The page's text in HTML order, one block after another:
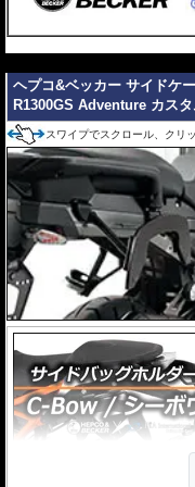
ヘプコ&ベッカー サイドケ
R1300GS Adventure カス
スワイプでスクロール、クリ